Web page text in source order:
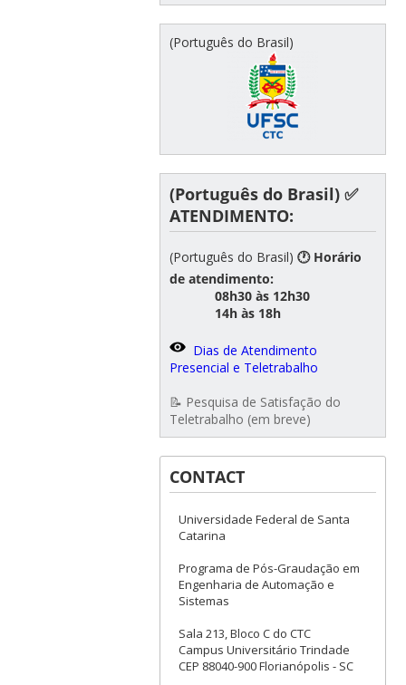
(Português do Brasil)
(Português do Brasil) ✅
ATENDIMENTO:
(Português do Brasil) 🕐 Horário
de atendimento:
08h30 às 12h30
14h às 18h
Dias de Atendimento
Presencial e Teletrabalho
📝 Pesquisa de Satisfação do
Teletrabalho (em breve)
CONTACT
Universidade Federal de Santa
Catarina
Programa de Pós-Graudação em
Engenharia de Automação e
Sistemas
Sala 213, Bloco C do CTC
Campus Universitário Trindade
CEP 88040-900 Florianópolis - SC